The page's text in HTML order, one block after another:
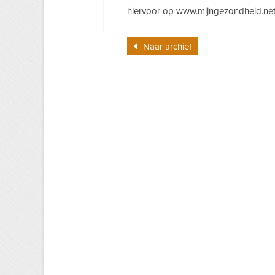
hiervoor op www.mijngezondheid.net
Naar archief